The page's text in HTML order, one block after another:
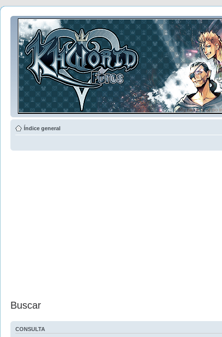
Índice general
Buscar
CONSULTA